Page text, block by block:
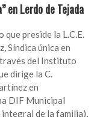
en Lerdo de Tejada
preside la L.C.E.
Síndica única en
del Instituto
dirige la C.
en
DIF Municipal
de la familia),